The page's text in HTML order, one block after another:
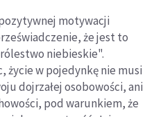
motywacji
że jest to
niebieskie".
życie w pojedynkę nie musi
dojrzałej osobowości, ani
pod warunkiem, że